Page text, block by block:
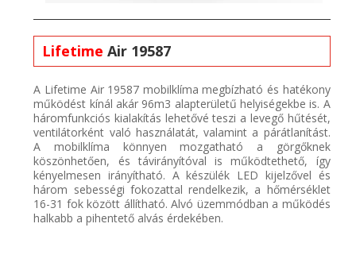
Lifetime Air 19587
A Lifetime Air 19587 mobilklíma megbízható és hatékony
működést kínál akár 96m3 alapterületű helyiségekbe is. A
háromfunkciós kialakítás lehetővé teszi a levegő hűtését,
ventilátorként való használatát, valamint a párátlanítást.
A mobilklíma könnyen mozgatható a görgőknek
köszönhetően, és távirányítóval is működtethető, így
kényelmesen irányítható. A készülék LED kijelzővel és
három sebességi fokozattal rendelkezik, a hőmérséklet
16-31 fok között állítható. Alvó üzemmódban a működés
halkabb a pihentető alvás érdekében.